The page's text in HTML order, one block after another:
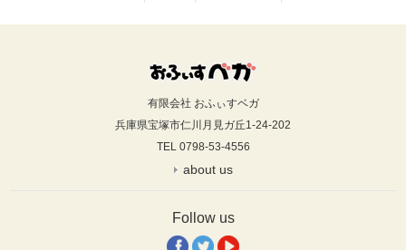
有限会社 おふぃすベガ
兵庫県宝塚市仁川月見ガ丘1-24-202
TEL 0798-53-4556
about us
Follow us